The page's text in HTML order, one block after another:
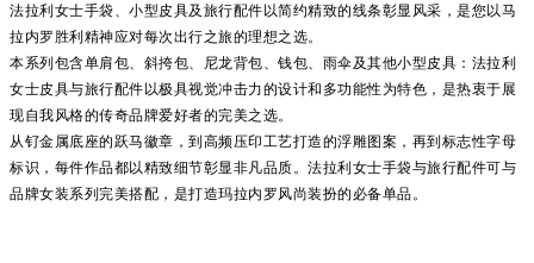
法拉利女士手袋、小型皮具及旅行配件以简约精致的线条彰显风采，是您以马
拉内罗胜利精神应对每次出行之旅的理想之选。
本系列包含单肩包、斜挎包、尼龙背包、钱包、雨伞及其他小型皮具：法拉利
女士皮具与旅行配件以极具视觉冲击力的设计和多功能性为特色，是热衷于展
现自我风格的传奇品牌爱好者的完美之选。
从钌金属底座的跃马徽章，到高频压印工艺打造的浮雕图案，再到标志性字母
标识，每件作品都以精致细节彰显非凡品质。法拉利女士手袋与旅行配件可与
品牌女装系列完美搭配，是打造玛拉内罗风尚装扮的必备单品。